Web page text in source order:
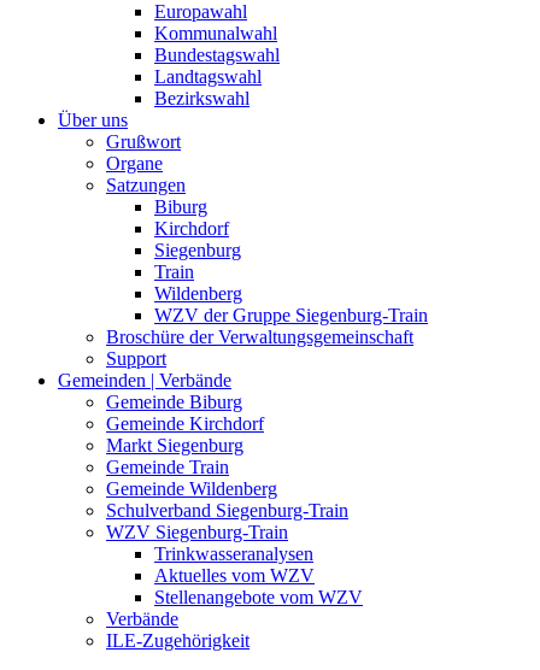
Europawahl
Kommunalwahl
Bundestagswahl
Landtagswahl
Bezirkswahl
Über uns
Grußwort
Organe
Satzungen
Biburg
Kirchdorf
Siegenburg
Train
Wildenberg
WZV der Gruppe Siegenburg-Train
Broschüre der Verwaltungsgemeinschaft
Support
Gemeinden | Verbände
Gemeinde Biburg
Gemeinde Kirchdorf
Markt Siegenburg
Gemeinde Train
Gemeinde Wildenberg
Schulverband Siegenburg-Train
WZV Siegenburg-Train
Trinkwasseranalysen
Aktuelles vom WZV
Stellenangebote vom WZV
Verbände
ILE-Zugehörigkeit